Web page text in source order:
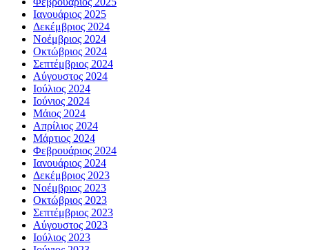
Ιανουάριος 2025
Δεκέμβριος 2024
Νοέμβριος 2024
Οκτώβριος 2024
Σεπτέμβριος 2024
Αύγουστος 2024
Ιούλιος 2024
Ιούνιος 2024
Μάιος 2024
Απρίλιος 2024
Μάρτιος 2024
Φεβρουάριος 2024
Ιανουάριος 2024
Δεκέμβριος 2023
Νοέμβριος 2023
Οκτώβριος 2023
Σεπτέμβριος 2023
Αύγουστος 2023
Ιούλιος 2023